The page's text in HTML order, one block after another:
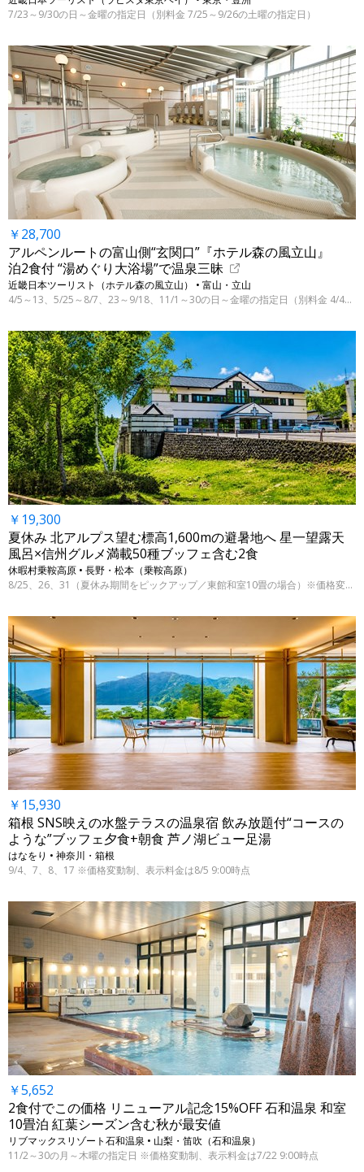
7/23～9/30の日～金曜の指定日（別料金 7/25～9/26の土曜の指定日）
￥28,700
アルペンルートの富山側“玄関口”『ホテル森の風立山』
泊2食付 “湯めぐり大浴場”で温泉三昧
近畿日本ツーリスト（ホテル森の風立山） • 富山・立山
4/5～13、5/25～8/7、23～9/18、11/1～30の日～金曜の指定日（別料金 4/4～11/28）
￥19,300
夏休み 北アルプス望む標高1,600mの避暑地へ 星一望露天
風呂×信州グルメ満載50種ブッフェ含む2食
休暇村乗鞍高原 • 長野・松本（乗鞍高原）
8/25、26、31（夏休み期間をピックアップ／東館和室10畳の場合）※価格変動制、表示料金は7/29 9時時点
￥15,930
箱根 SNS映えの水盤テラスの温泉宿 飲み放題付“コースの
ような”ブッフェ夕食+朝食 芦ノ湖ビュー足湯
はなをり • 神奈川・箱根
9/4、7、8、17 ※価格変動制、表示料金は8/5 9:00時点
￥5,652
2食付でこの価格 リニューアル記念15%OFF 石和温泉 和室
10畳泊 紅葉シーズン含む秋が最安値
リブマックスリゾート石和温泉 • 山梨・笛吹（石和温泉）
11/2～30の月～木曜の指定日 ※価格変動制、表示料金は7/22 9:00時点